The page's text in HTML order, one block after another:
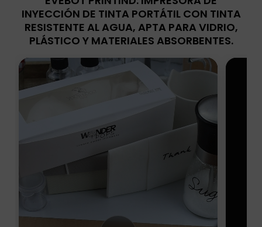
INYECCIÓN DE TINTA PORTÁTIL CON TINTA
RESISTENTE AL AGUA, APTA PARA VIDRIO,
PLÁSTICO Y MATERIALES ABSORBENTES.